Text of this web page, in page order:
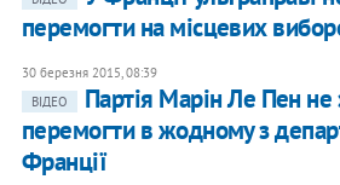
перемогти на місцевих
30 березня 2015, 08:39
ВІДЕО
Партія Марін Ле Пен не
перемогти в жодному з
Франції